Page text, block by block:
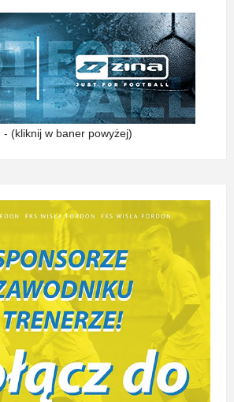
- (kliknij w baner powyżej)